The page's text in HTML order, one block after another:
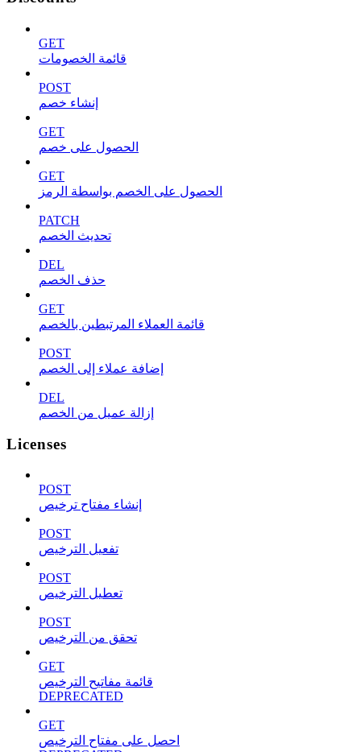
GET
قائمة الخصومات
POST
إنشاء خصم
GET
الحصول على خصم
GET
الحصول على الخصم بواسطة الرمز
PATCH
تحديث الخصم
DEL
حذف الخصم
GET
قائمة العملاء المرتبطين بالخصم
POST
إضافة عملاء إلى الخصم
DEL
إزالة عميل من الخصم
Licenses
POST
إنشاء مفتاح ترخيص
POST
تفعيل الترخيص
POST
تعطيل الترخيص
POST
تحقق من الترخيص
GET
قائمة مفاتيح الترخيص
DEPRECATED
GET
احصل على مفتاح الترخيص